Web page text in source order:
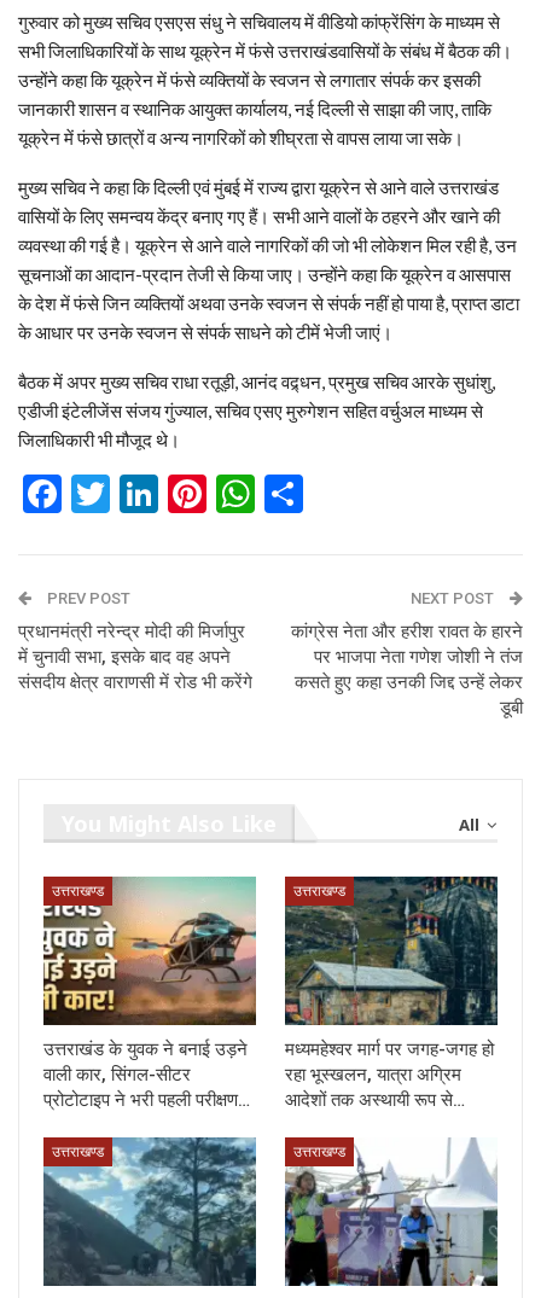
गुरुवार को मुख्य सचिव एसएस संधु ने सचिवालय में वीडियो कांफ्रेंसिंग के माध्यम से
सभी जिलाधिकारियों के साथ यूक्रेन में फंसे उत्तराखंडवासियों के संबंध में बैठक की।
उन्होंने कहा कि यूक्रेन में फंसे व्यक्तियों के स्वजन से लगातार संपर्क कर इसकी
जानकारी शासन व स्थानिक आयुक्त कार्यालय, नई दिल्ली से साझा की जाए, ताकि
यूक्रेन में फंसे छात्रों व अन्य नागरिकों को शीघ्रता से वापस लाया जा सके।
मुख्य सचिव ने कहा कि दिल्ली एवं मुंबई में राज्य द्वारा यूक्रेन से आने वाले उत्तराखंड
वासियों के लिए समन्वय केंद्र बनाए गए हैं। सभी आने वालों के ठहरने और खाने की
व्यवस्था की गई है। यूक्रेन से आने वाले नागरिकों की जो भी लोकेशन मिल रही है, उन
सूचनाओं का आदान-प्रदान तेजी से किया जाए। उन्होंने कहा कि यूक्रेन व आसपास
के देश में फंसे जिन व्यक्तियों अथवा उनके स्वजन से संपर्क नहीं हो पाया है, प्राप्त डाटा
के आधार पर उनके स्वजन से संपर्क साधने को टीमें भेजी जाएं।
बैठक में अपर मुख्य सचिव राधा रतूड़ी, आनंद वद्र्धन, प्रमुख सचिव आरके सुधांशु,
एडीजी इंटेलीजेंस संजय गुंज्याल, सचिव एसए मुरुगेशन सहित वर्चुअल माध्यम से
जिलाधिकारी भी मौजूद थे।
Facebook
Twitter
LinkedIn
Pinterest
WhatsApp
PREV POST
प्रधानमंत्री नरेन्द्र मोदी की मिर्जापुर
में चुनावी सभा, इसके बाद वह अपने
संसदीय क्षेत्र वाराणसी में रोड भी करेंगे
NEXT POST
कांग्रेस नेता और हरीश रावत के हारने
पर भाजपा नेता गणेश जोशी ने तंज
कसते हुए कहा उनकी जिद्द उन्हें लेकर
डूबी
All
उत्तराखण्ड
उत्तराखंड के युवक ने बनाई उड़ने
वाली कार, सिंगल-सीटर
प्रोटोटाइप ने भरी पहली परीक्षण…
उत्तराखण्ड
मध्यमहेश्वर मार्ग पर जगह-जगह हो
रहा भूस्खलन, यात्रा अग्रिम
आदेशों तक अस्थायी रूप से…
उत्तराखण्ड उत्तराखण्ड